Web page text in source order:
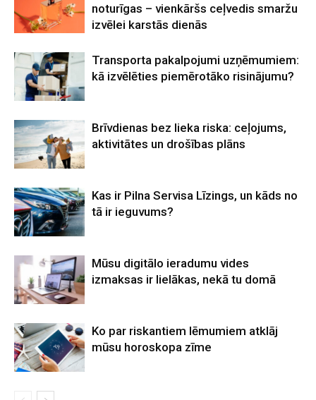
noturīgas – vienkāršs ceļvedis smaržu
izvēlei karstās dienās
Transporta pakalpojumi uzņēmumiem:
kā izvēlēties piemērotāko risinājumu?
Brīvdienas bez lieka riska: ceļojums,
aktivitātes un drošības plāns
Kas ir Pilna Servisa Līzings, un kāds no
tā ir ieguvums?
Mūsu digitālo ieradumu vides
izmaksas ir lielākas, nekā tu domā
Ko par riskantiem lēmumiem atklāj
mūsu horoskopa zīme